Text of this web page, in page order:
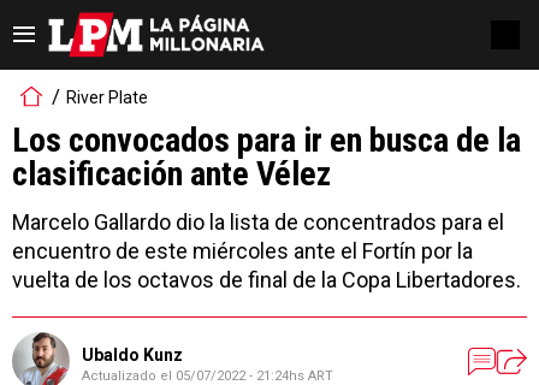
River Plate
Los convocados para ir en busca de la
clasificación ante Vélez
Marcelo Gallardo dio la lista de concentrados para el
encuentro de este miércoles ante el Fortín por la
vuelta de los octavos de final de la Copa Libertadores.
Ubaldo Kunz
Actualizado el 05/07/2022 - 21:24hs ART